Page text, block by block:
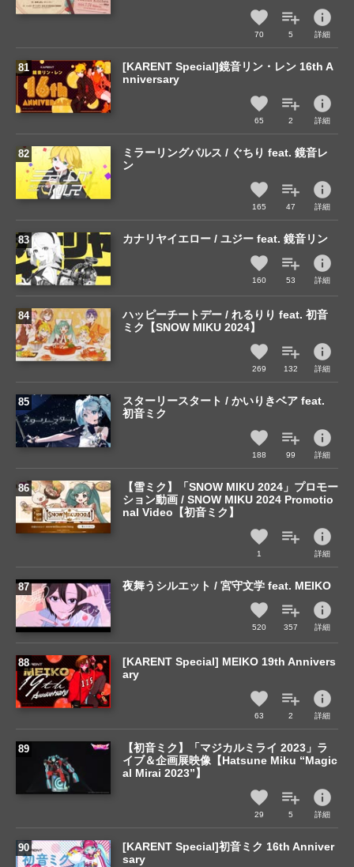
70 5
info
詳細
[KARENT Special]鏡音リン・レン 16th A
nniversary
65 2
info
詳細
ミラーリングパルス / ぐちり feat. 鏡音レ
ン
165 47
info
詳細
カナリヤイエロー / ユジー feat. 鏡音リン
160 53
info
詳細
ハッピーチートデー / れるりり feat. 初音
ミク【SNOW MIKU 2024】
269 132
info
詳細
スターリースタート / かいりきベア feat.
初音ミク
188 99
info
詳細
【雪ミク】「SNOW MIKU 2024」プロモー
ション動画 / SNOW MIKU 2024 Promotio
nal Video【初音ミク】
1
info
詳細
夜舞うシルエット / 宮守文学 feat. MEIKO
520 357
info
詳細
[KARENT Special] MEIKO 19th Annivers
ary
63 2
info
詳細
【初音ミク】「マジカルミライ 2023」ラ
イブ＆企画展映像【Hatsune Miku “Magic
al Mirai 2023”】
29 5
info
詳細
[KARENT Special]初音ミク 16th Anniver
sary